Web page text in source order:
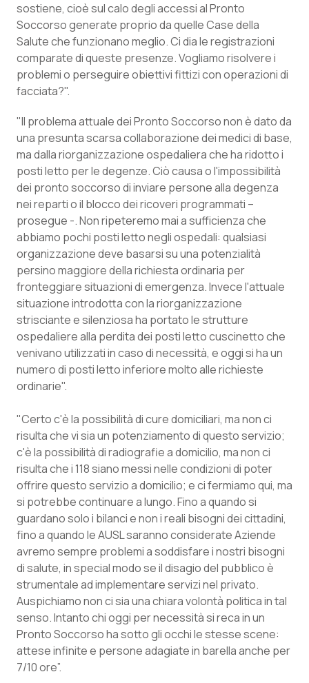
Marche
Molise
Piemonte
Provincia Autonoma di Bolzano
Provincia Autonoma di Trento
Puglia
Sardegna
Sicilia
Toscana
Umbria
Valle D’Aosta
Veneto
Donna & Salute
Epatiti
HIV
Infezioni & Febbre
Ipertensione & Scompenso
Malattie rare
Malattia di Crohn & Rettocolite Ulcerosa
Neuroscienze & patologie neurodegenerative
Obesità
Oftalmologia
Oncodermatologia
Oncoematologia
Oncologia & Nutrizione
Psoriasi & pelle
Quotidiano Cardiologia
Quotidiano Chirurgia
Quotidiano Oncologia
Quotidiano Pediatria
Rene & patologie urogenitali
sostiene, cioè sul calo degli accessi al Pronto
Soccorso generate proprio da quelle Case della
Salute che funzionano meglio. Ci dia le registrazioni
comparate di queste presenze. Vogliamo risolvere i
problemi o perseguire obiettivi fittizi con operazioni di
facciata?".
"Il problema attuale dei Pronto Soccorso non è dato da
una presunta scarsa collaborazione dei medici di base,
ma dalla riorganizzazione ospedaliera che ha ridotto i
posti letto per le degenze. Ciò causa o l'impossibilità
dei pronto soccorso di inviare persone alla degenza
nei reparti o il blocco dei ricoveri programmati –
prosegue -. Non ripeteremo mai a sufficienza che
abbiamo pochi posti letto negli ospedali: qualsiasi
organizzazione deve basarsi su una potenzialità
persino maggiore della richiesta ordinaria per
fronteggiare situazioni di emergenza. Invece l'attuale
situazione introdotta con la riorganizzazione
strisciante e silenziosa ha portato le strutture
ospedaliere alla perdita dei posti letto cuscinetto che
venivano utilizzati in caso di necessità, e oggi si ha un
numero di posti letto inferiore molto alle richieste
ordinarie".
"Certo c'è la possibilità di cure domiciliari, ma non ci
risulta che vi sia un potenziamento di questo servizio;
c'è la possibilità di radiografie a domicilio, ma non ci
risulta che i 118 siano messi nelle condizioni di poter
offrire questo servizio a domicilio; e ci fermiamo qui, ma
si potrebbe continuare a lungo. Fino a quando si
guardano solo i bilanci e non i reali bisogni dei cittadini,
fino a quando le AUSL saranno considerate Aziende
avremo sempre problemi a soddisfare i nostri bisogni
di salute, in special modo se il disagio del pubblico è
strumentale ad implementare servizi nel privato.
Auspichiamo non ci sia una chiara volontà politica in tal
senso. Intanto chi oggi per necessità si reca in un
Pronto Soccorso ha sotto gli occhi le stesse scene:
attese infinite e persone adagiate in barella anche per
7/10 ore”.